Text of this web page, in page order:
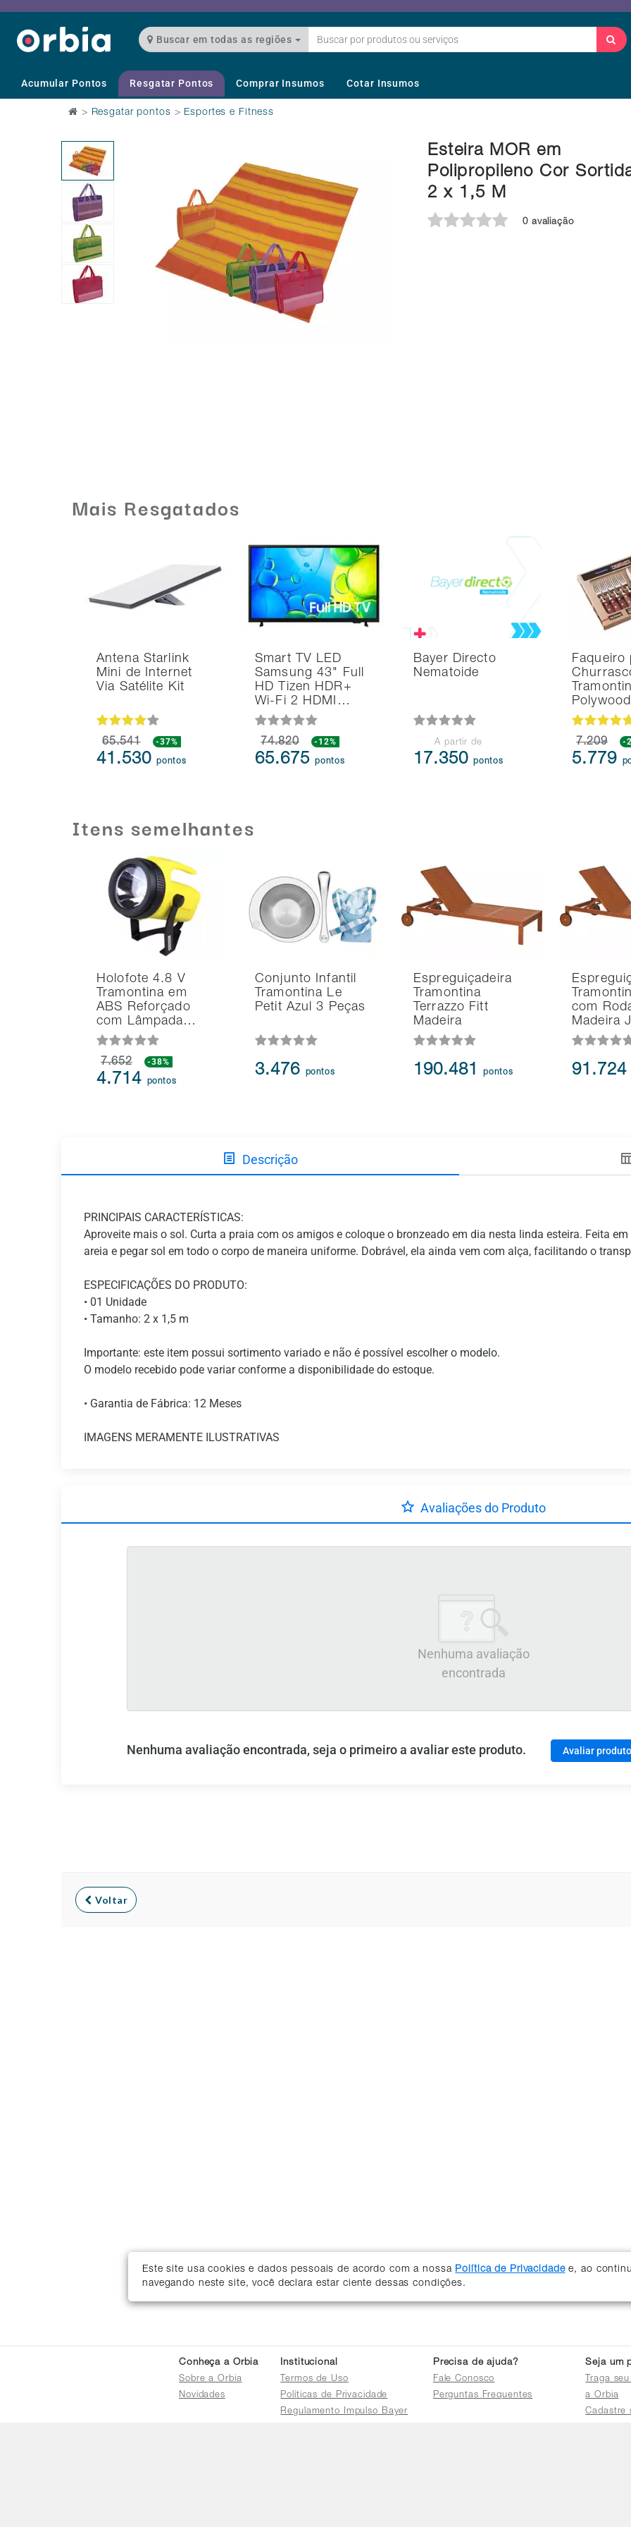
Buscar em todas as regiões
Acumular Pontos Resgatar Pontos Comprar Insumos Cotar Insumos
Este site usa cookies e dados pessoais de acordo com a nossa Política de Privacidadee, ao
navegando neste site, você declara estar ciente dessas condições.
> Resgatar pontos > Esportes e Fitness
Esteira MOR em
Polipropileno Cor
2 x 1,5 M
0 avaliação
Mais Resgatados
Antena Starlink
Mini de Internet
Via Satélite Kit
65.541 -37%
41.530pontos
Smart TV LED
Samsung 43" Full
HD Tizen HDR+
Wi-Fi 2 HDMI…
74.820 -12%
65.675pontos
Bayer Directo
Nematoide
A partir de
17.350pontos
Faqueiro
7.209 -
5.779
Itens semelhantes
Holofote 4.8 V
Tramontina em
ABS Reforçado
com Lâmpada…
7.652 -38%
4.714 pontos
Conjunto Infantil
Tramontina Le
Petit Azul 3 Peças
3.476 pontos
Espreguiçadeira
Tramontina
Terrazzo Fitt
Madeira
190.481pontos
com
Madeira
Descrição
PRINCIPAIS CARACTERÍSTICAS:
Aproveite mais o sol. Curta a praia com os amigos e coloque o bronzeado em dia nesta linda esteira. Feita
areia e pegar sol em todo o corpo de maneira uniforme. Dobrável, ela ainda vem com alça, facilitando o
ESPECIFICAÇÕES DO PRODUTO:
• 01 Unidade
• Tamanho: 2 x 1,5 m
Importante: este item possui sortimento variado e não é possível escolher o modelo.
O modelo recebido pode variar conforme a disponibilidade do estoque.
• Garantia de Fábrica: 12 Meses
IMAGENS MERAMENTE ILUSTRATIVAS
Avaliações do Produto
Nenhuma avaliação
encontrada
Nenhuma avaliação encontrada, seja o primeiro a avaliar este produto. Avaliar produto
Voltar
Conheça a Orbia
Sobre a Orbia
Novidades
Institucional
Termos de Uso
Políticas de Privacidade
Regulamento Impulso Bayer
Precisa de ajuda?
Fale Conosco
Perguntas Frequentes
Seja um
Traga
a Orbia
Cadastre